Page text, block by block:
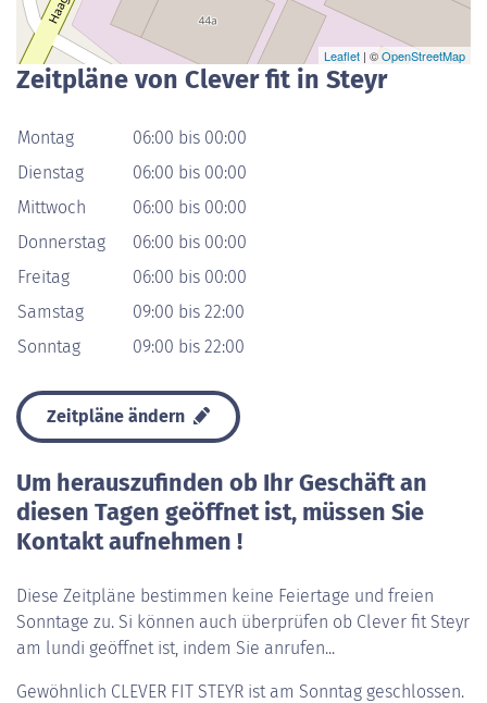
Leaflet | ©OpenStreetMap
Zeitpläne von Clever fit in Steyr
Montag
06:00 bis 00:00
Dienstag
06:00 bis 00:00
Mittwoch
06:00 bis 00:00
Donnerstag
06:00 bis 00:00
Freitag
06:00 bis 00:00
Samstag
09:00 bis 22:00
Sonntag
09:00 bis 22:00
Zeitpläne ändern
Um herauszufinden ob Ihr Geschäft an
diesen Tagen geöffnet ist, müssen Sie
Kontakt aufnehmen !
Diese Zeitpläne bestimmen keine Feiertage und freien
Sonntage zu. Si können auch überprüfen ob Clever fit Steyr
am lundi geöffnet ist, indem Sie anrufen...
Gewöhnlich CLEVER FIT STEYR ist am Sonntag geschlossen.